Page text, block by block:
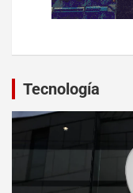
Tecnología